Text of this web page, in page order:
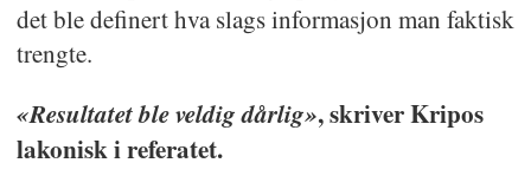
profiler, kjøretøy, førerkort og
fingeravtrykk i alle EU-land.
Samtidig skal EU-land få søke i de
over 100.000 DNA-profilene og
det ble definert hva slags informasjon man faktisk
trengte.
«Resultatet ble veldig dårlig», skriver Kripos
lakonisk i referatet.